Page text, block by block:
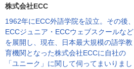
株式会社ECC
1962年にECC外語学院を設立。その後、
ECCジュニア・ECCウェブスクールなど
を展開し、現在、日本最大規模の語学教
育機関となった株式会社ECCに自社の
「ユニーク」に関して伺ってまいりまし